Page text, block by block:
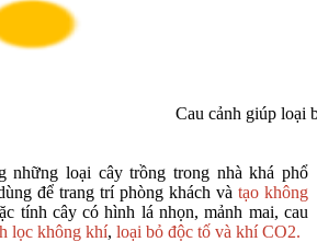
Cau cảnh giúp loại
những loại cây trồng trong nhà khá phổ
để trang trí phòng khách và tạo không
tính cây có hình lá nhọn, mảnh mai, cau
lọc không khí, loại bỏ độc tố và khí CO2.